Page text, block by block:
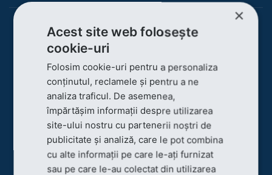
×
Acest site web folosește
cookie-uri
Folosim cookie-uri pentru a personaliza
conținutul, reclamele și pentru a ne
analiza traficul. De asemenea,
împărtășim informații despre utilizarea
site-ului nostru cu partenerii noștri de
publicitate și analiză, care le pot combina
cu alte informații pe care le-ați furnizat
sau pe care le-au colectat din utilizarea